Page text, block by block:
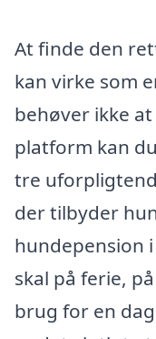
At finde den
kan virke som
behøver ikke
platform kan
tre
der tilbyder
hundepension
skal på ferie,
brug for en